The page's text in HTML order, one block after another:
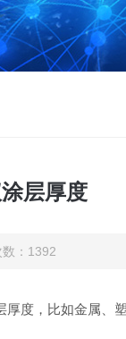
层厚度
：1392
，比如金属、塑